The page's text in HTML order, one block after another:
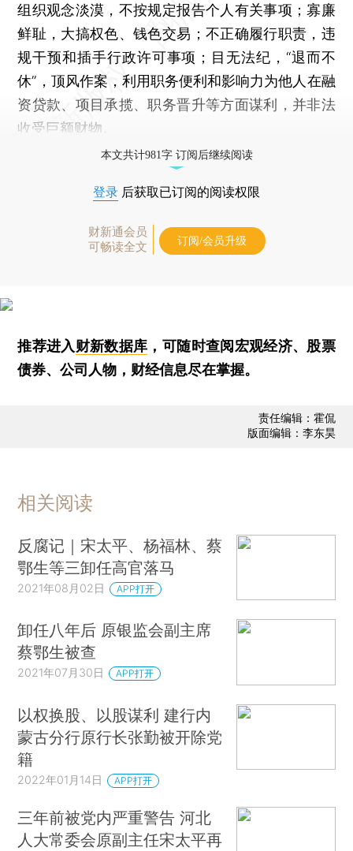
组织观念淡漠，不按规定报告个人有关事项；寡廉
鲜耻，大搞权色、钱色交易；不正确履行职责，违
规干预和插手行政许可事项；目无法纪，“退而不
休”，顶风作案，利用职务便利和影响力为他人在融
资贷款、项目承揽、职务晋升等方面谋利，并非法
收受巨额财物。
本文共计981字 订阅后继续阅读
登录 后获取已订阅的阅读权限
财新通会员
可畅读全文
订阅/会员升级
推荐进入财新数据库 ，可随时查阅宏观经济、股票
债券、公司人物，财经信息尽在掌握。
责任编辑：霍侃
版面编辑：李东昊
相关阅读
反腐记｜宋太平、杨福林、蔡
鄂生等三卸任高官落马
2021年08月02日 APP打开
卸任八年后 原银监会副主席
蔡鄂生被查
2021年07月30日 APP打开
以权换股、以股谋利 建行内
蒙古分行原行长张勤被开除党
籍
2022年01月14日 APP打开
三年前被党内严重警告 河北
人大常委会原副主任宋太平再